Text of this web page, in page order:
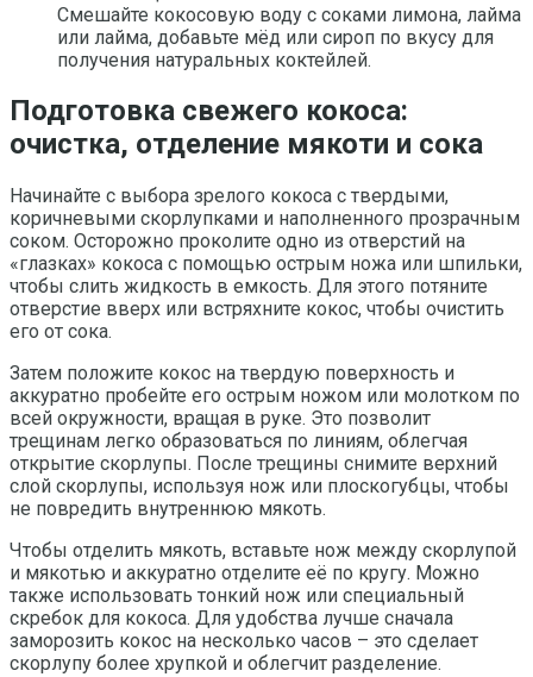
Смешайте кокосовую воду с соками лимона, лайма
или лайма, добавьте мёд или сироп по вкусу для
получения натуральных коктейлей.
Подготовка свежего кокоса:
очистка, отделение мякоти и сока
Начинайте с выбора зрелого кокоса с твердыми,
коричневыми скорлупками и наполненного прозрачным
соком. Осторожно проколите одно из отверстий на
«глазках» кокоса с помощью острым ножа или шпильки,
чтобы слить жидкость в емкость. Для этого потяните
отверстие вверх или встряхните кокос, чтобы очистить
его от сока.
Затем положите кокос на твердую поверхность и
аккуратно пробейте его острым ножом или молотком по
всей окружности, вращая в руке. Это позволит
трещинам легко образоваться по линиям, облегчая
открытие скорлупы. После трещины снимите верхний
слой скорлупы, используя нож или плоскогубцы, чтобы
не повредить внутреннюю мякоть.
Чтобы отделить мякоть, вставьте нож между скорлупой
и мякотью и аккуратно отделите её по кругу. Можно
также использовать тонкий нож или специальный
скребок для кокоса. Для удобства лучше сначала
заморозить кокос на несколько часов – это сделает
скорлупу более хрупкой и облегчит разделение.